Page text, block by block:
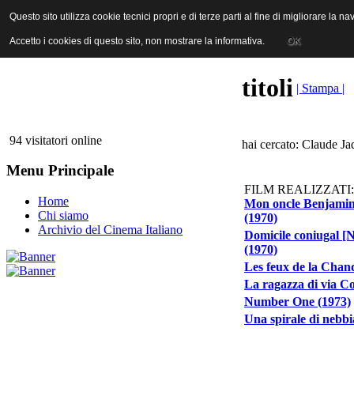
ANICA | Associazione Nazionale Industrie Cinematografiche
94 visitatori online
Menu Principale
Home
Chi siamo
Archivio del Cinema Italiano
titoli | Stampa |
hai cercato: Claude
FILM REALIZZATI:
Mon oncle
(1970)
Domicile coniugal
(1970)
Les feux de la
La ragazza di via
Number One (1973)
Una spirale di
Questo sito utilizza cookie tecnici propri e di terze parti al fine di migliorare la
Accetto i cookies di questo sito, non mostrare la informativa. OK
Questo sito utilizza cookie tecnici propri e di terze parti al fine di migliorare la
Accetto i cookies di questo sito, non mostrare la informativa. OK